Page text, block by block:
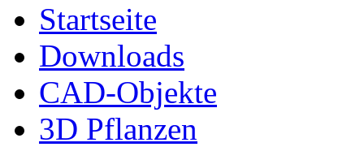
Startseite
Downloads
CAD-Objekte
3D Pflanzen